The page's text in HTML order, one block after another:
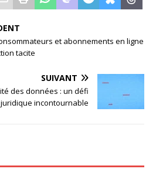
et abonnements en ligne
tacite
SUIVANT
des données : un défi
juridique incontournable